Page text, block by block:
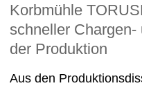
Korbmühle
schneller
der Produktion
Aus den